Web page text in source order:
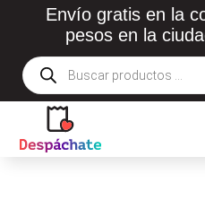
Envío gratis en la
pesos en la
Búsqueda
de
productos